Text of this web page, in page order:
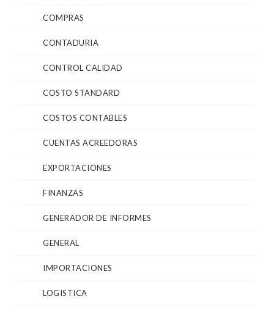
COMPRAS
CONTADURIA
CONTROL CALIDAD
COSTO STANDARD
COSTOS CONTABLES
CUENTAS ACREEDORAS
EXPORTACIONES
FINANZAS
GENERADOR DE INFORMES
GENERAL
IMPORTACIONES
LOGISTICA